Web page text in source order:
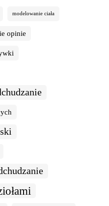
modelowanie ciała
opinie